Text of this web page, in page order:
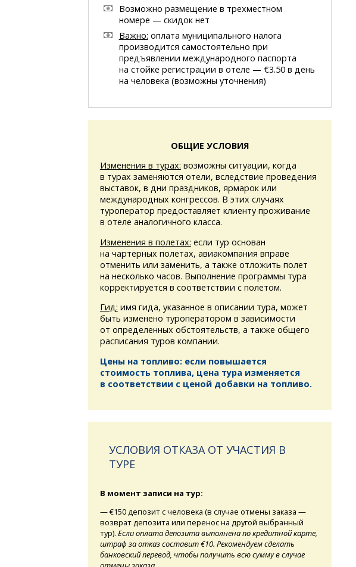
Возможно размещение в трехместном
номере — скидок нет
Важно: оплата муниципального налога
производится самостоятельно при
предъявлении международного паспорта
на стойке регистрации в отеле — €3.50 в день
на человека (возможны уточнения)
ОБЩИЕ УСЛОВИЯ
Изменения в турах: возможны ситуации, когда
в турах заменяются отели, вследствие проведения
выставок, в дни праздников, ярмарок или
международных конгрессов. В этих случаях
туроператор предоставляет клиенту проживание
в отеле аналогичного класса.
Изменения в полетах: если тур основан
на чартерных полетах, авиакомпания вправе
отменить или заменить, а также отложить полет
на несколько часов. Выполнение программы тура
корректируется в соответствии с полетом.
Гид: имя гида, указанное в описании тура, может
быть изменено туроператором в зависимости
от определенных обстоятельств, а также общего
расписания туров компании.
Цены на топливо: если повышается
стоимость топлива, цена тура изменяется
в соответствии с ценой добавки на топливо.
УСЛОВИЯ ОТКАЗА ОТ УЧАСТИЯ В
ТУРЕ
В момент записи на тур:
— €150 депозит с человека (в случае отмены заказа —
возврат депозита или перенос на другой выбранный
тур). Если оплата депозита выполнена по кредитной карте,
штраф за отказ составит €10. Рекомендуем сделать
банковский перевод, чтобы получить всю сумму в случае